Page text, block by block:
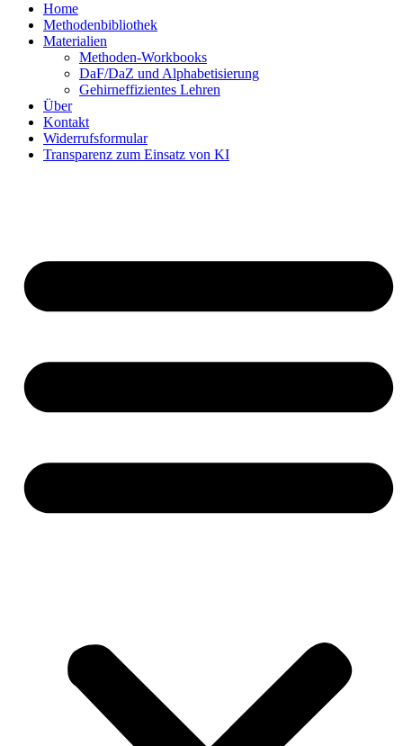
Home
Methodenbibliothek
Materialien
Methoden-Workbooks
DaF/DaZ und Alphabetisierung
Gehirneffizientes Lehren
Über
Kontakt
Widerrufsformular
Transparenz zum Einsatz von KI